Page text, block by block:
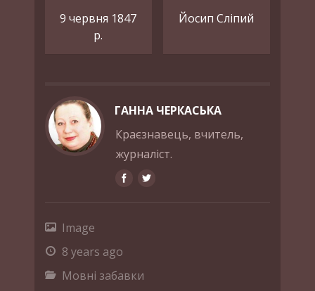
9 червня 1847
р.
Йосип Сліпий
ГАННА ЧЕРКАСЬКА
Краєзнавець, вчитель,
журналіст.
Image
8 years ago
Мовні забавки